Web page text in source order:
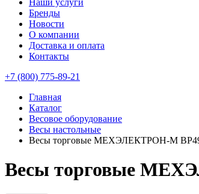
Наши услуги
Бренды
Новости
О компании
Доставка и оплата
Контакты
+7 (800) 775-89-21
Главная
Каталог
Весовое оборудование
Весы настольные
Весы торговые МЕХЭЛЕКТРОН-М
Весы торговые